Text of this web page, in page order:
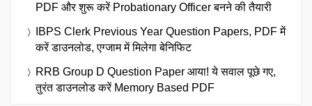
PDF और शुरू करें Probationary Officer बनने की तैयारी
IBPS Clerk Previous Year Question Papers, PDF में
करें डाउनलोड, एग्जाम में मिलेगा बेनिफिट
RRB Group D Question Paper आया! ये सवाल पूछे गए,
तुरंत डाउनलोड करें Memory Based PDF